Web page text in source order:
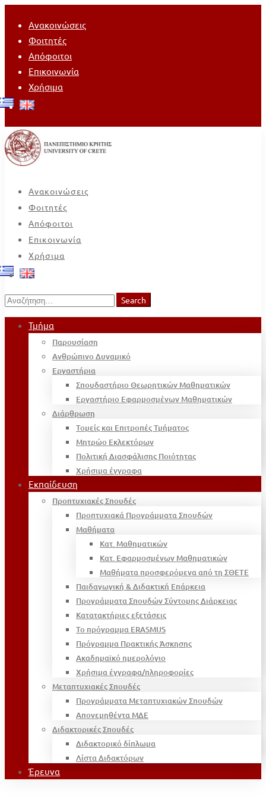
Ανακοινώσεις
Φοιτητές
Απόφοιτοι
Επικοινωνία
Χρήσιμα
Ανακοινώσεις
Φοιτητές
Απόφοιτοι
Επικοινωνία
Χρήσιμα
Search
for:
Search
Τμήμα
Παρουσίαση
Ανθρώπινο Δυναμικό
Εργαστήρια
Σπουδαστήριο Θεωρητικών Μαθηματικών
Εργαστήριο Εφαρμοσμένων Μαθηματικών
Διάρθρωση
Τομείς και Επιτροπές Τμήματος
Μητρώο Εκλεκτόρων
Πολιτική Διασφάλισης Ποιότητας
Χρήσιμα έγγραφα
Εκπαίδευση
Προπτυχιακές Σπουδές
Προπτυχιακά Προγράμματα Σπουδών
Μαθήματα
Κατ. Μαθηματικών
Κατ. Εφαρμοσμένων Μαθηματικών
Μαθήματα προσφερόμενα από τη ΣΘΕΤΕ
Παιδαγωγική & Διδακτική Επάρκεια
Προγράμματα Σπουδών Σύντομης Διάρκειας
Κατατακτήριες εξετάσεις
Το πρόγραμμα ERASMUS
Πρόγραμμα Πρακτικής Άσκησης
Ακαδημαϊκό ημερολόγιο
Χρήσιμα έγγραφα/πληροφορίες
Μεταπτυχιακές Σπουδές
Προγράμματα Μεταπτυχιακών Σπουδών
Απονεμηθέντα ΜΔΕ
Διδακτορικές Σπουδές
Διδακτορικό δίπλωμα
Λίστα Διδακτόρων
Έρευνα